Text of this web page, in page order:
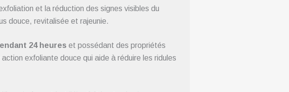
et la réduction des signes visibles du
douce, revitalisée et rajeunie.
24 heures et possédant des propriétés
exfoliante douce qui aide à réduire les ridules